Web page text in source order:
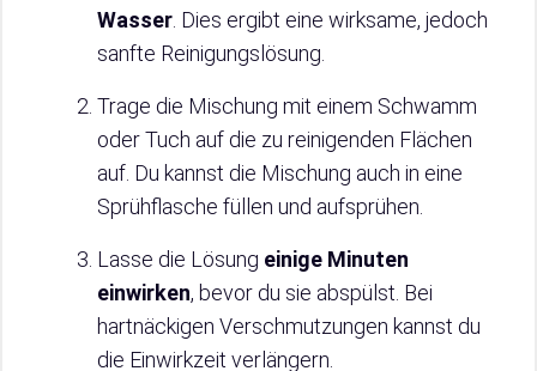
Wasser . Dies ergibt eine wirksame, jedoch
sanfte Reinigungslösung.
Trage die Mischung mit einem Schwamm
oder Tuch auf die zu reinigenden Flächen
auf. Du kannst die Mischung auch in eine
Sprühflasche füllen und aufsprühen.
Lasse die Lösung einige Minuten
einwirken, bevor du sie abspülst. Bei
hartnäckigen Verschmutzungen kannst du
die Einwirkzeit verlängern.